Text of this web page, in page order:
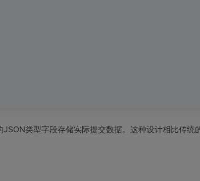
类型字段存储实际提交数据。这种设计相比传统